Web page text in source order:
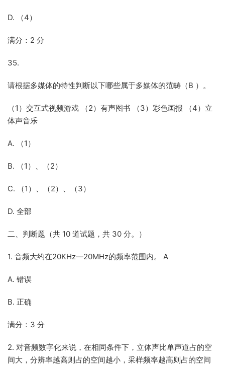
D. （4）
满分：2 分
35.
请根据多媒体的特性判断以下哪些属于多媒体的范畴（B ）。
（1）交互式视频游戏 （2）有声图书 （3）彩色画报 （4）立
体声音乐
A. （1）
B. （1）、（2）
C. （1）、（2）、（3）
D. 全部
二、判断题（共 10 道试题，共 30 分。）
1. 音频大约在20KHz—20MHz的频率范围内。 A
A. 错误
B. 正确
满分：3 分
2. 对音频数字化来说，在相同条件下，立体声比单声道占的空
间大，分辨率越高则占的空间越小，采样频率越高则占的空间